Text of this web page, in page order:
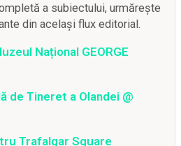
a subiectului, urmărește
din același flux editorial.
Național GEORGE
de Tineret a Olandei @
Trafalgar Square